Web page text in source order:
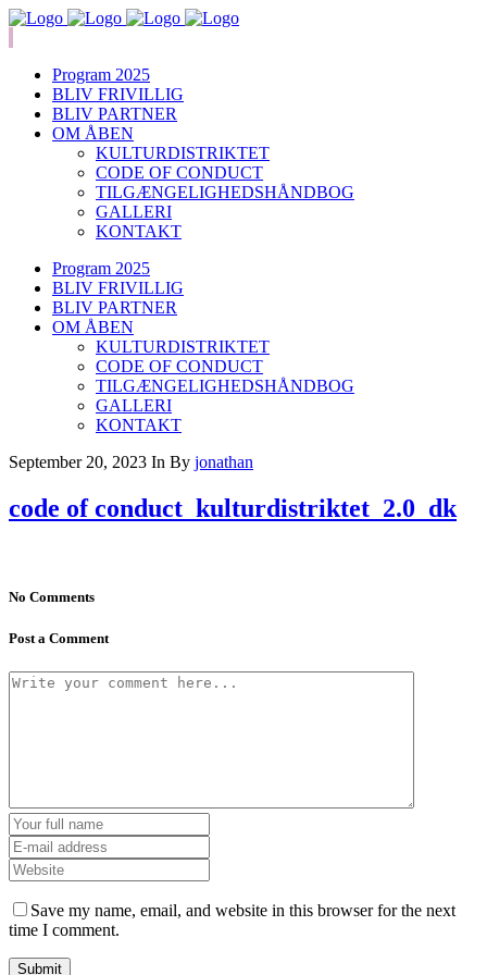
Program 2025
BLIV FRIVILLIG
BLIV PARTNER
OM ÅBEN
KULTURDISTRIKTET
CODE OF CONDUCT
TILGÆNGELIGHEDSHÅNDBOG
GALLERI
KONTAKT
Program 2025
BLIV FRIVILLIG
BLIV PARTNER
OM ÅBEN
KULTURDISTRIKTET
CODE OF CONDUCT
TILGÆNGELIGHEDSHÅNDBOG
GALLERI
KONTAKT
September 20, 2023 In By jonathan
code of conduct_kulturdistriktet_2.0_dk
No Comments
Post a Comment
Save my name, email, and website in this browser for the next
time I comment.